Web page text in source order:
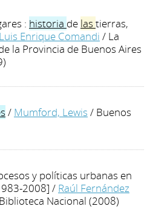
: historia de las tierras,
Luis Enrique Comandi / La
la Provincia de Buenos Aires
/ Mumford, Lewis / Buenos
y políticas urbanas en
2008] / Raúl Fernández
Nacional (2008)